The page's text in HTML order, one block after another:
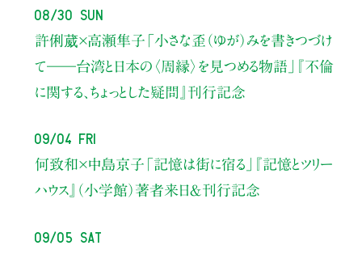
08/30 Sun
許俐葳×高瀬隼子 「小さな歪（ゆが）みを書きつづけ
て――台湾と日本の〈周縁〉を見つめる物語」
『不倫
に関する、ちょっとした疑問』刊行記念
09/04 Fri
何致和×中島京子 「記憶は街に宿る」
『記憶とツリー
ハウス』（小学館）著者来日＆刊行記念
09/05 Sat